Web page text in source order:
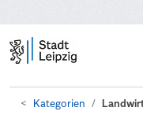
Kategorien